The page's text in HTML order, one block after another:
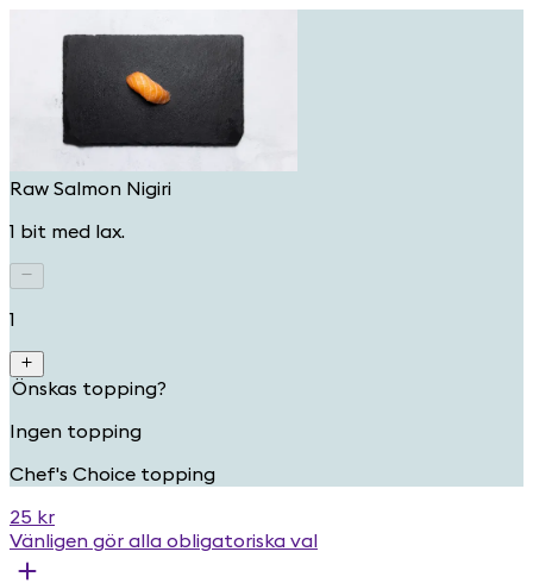
Raw Salmon Nigiri
1 bit med lax.
1
Önskas topping?
Ingen topping
Chef's Choice topping
25 kr
Vänligen gör alla obligatoriska val